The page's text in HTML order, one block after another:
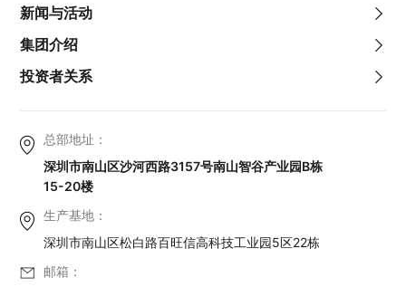
总部地址：
深圳市南山区沙河西路3157号南山智谷产业园B栋
15-20楼
生产基地：
深圳市南山区松白路百旺信高科技工业园5区22栋
邮箱：
新闻与活动
集团介绍
投资者关系